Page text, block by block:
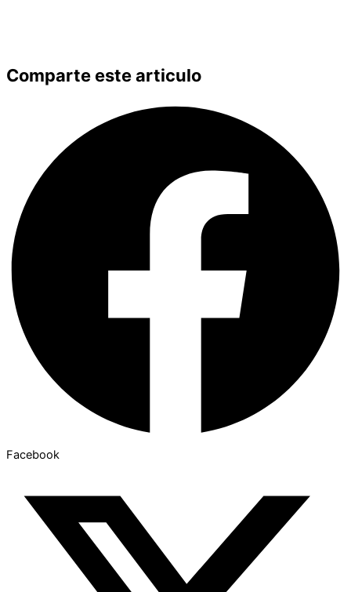
Comparte este articulo
Facebook